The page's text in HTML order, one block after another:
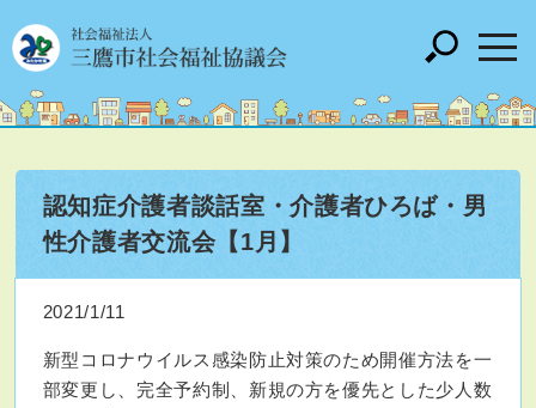
認知症介護者談話室・介護者ひろば・男
性介護者交流会【1月】
2021/1/11
新型コロナウイルス感染防止対策のため開催方法を一
部変更し、完全予約制、新規の方を優先とした少人数